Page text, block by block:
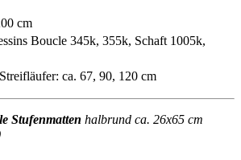
cm
Boucle 345k, 355k, Schaft 1005k,
ca. 67, 90, 120 cm
Stufenmatten halbrund ca. 26x65 cm